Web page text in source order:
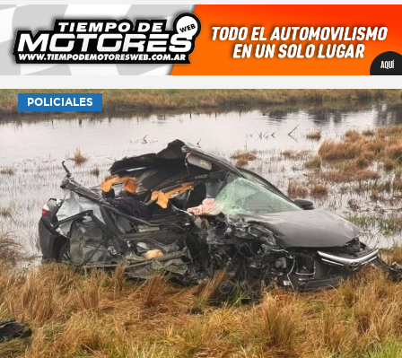
POLICIALES